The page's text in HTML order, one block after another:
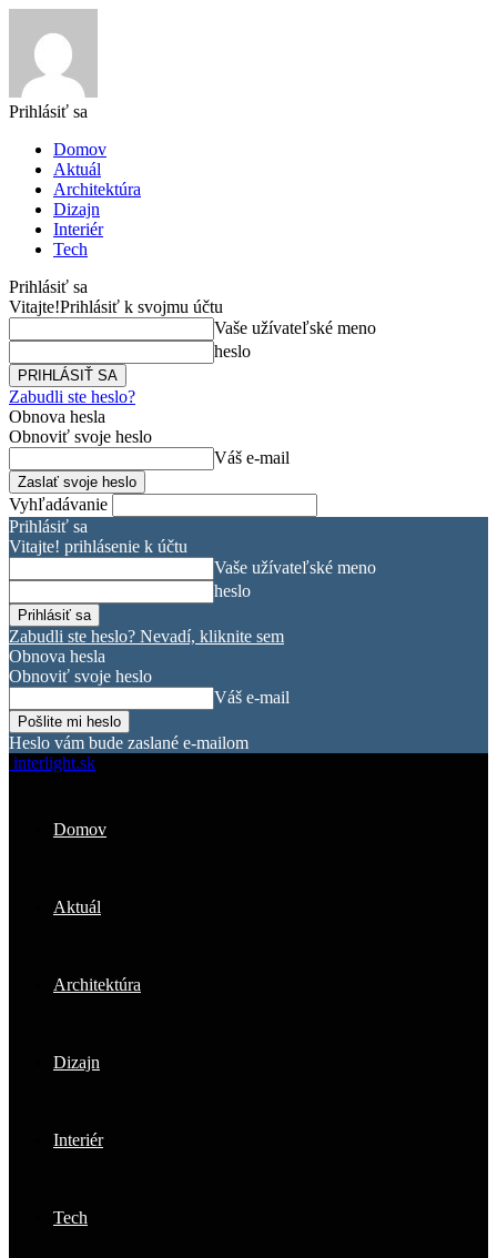
Prihlásiť sa
Domov
Aktuál
Architektúra
Dizajn
Interiér
Tech
Prihlásiť sa
Vitajte!Prihlásiť k svojmu účtu
Vaše užívateľské meno
heslo
Zabudli ste heslo?
Obnova hesla
Obnoviť svoje heslo
Váš e-mail
Vyhľadávanie
Prihlásiť sa
Vitajte! prihlásenie k účtu
Vaše užívateľské meno
heslo
Zabudli ste heslo? Nevadí, kliknite sem
Obnova hesla
Obnoviť svoje heslo
Váš e-mail
Heslo vám bude zaslané e-mailom
interlight.sk
Domov
Aktuál
Architektúra
Dizajn
Interiér
Tech